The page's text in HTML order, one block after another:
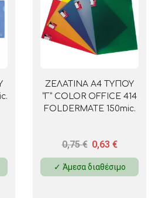
ΖΕΛΑΤΙΝΑ Α4 ΤΥΠΟΥ
“Γ” COLOR OFFICE 414
FOLDERMATE 150mic.
0,75€ 0,63 €
✓ Άμεσα διαθέσιμο